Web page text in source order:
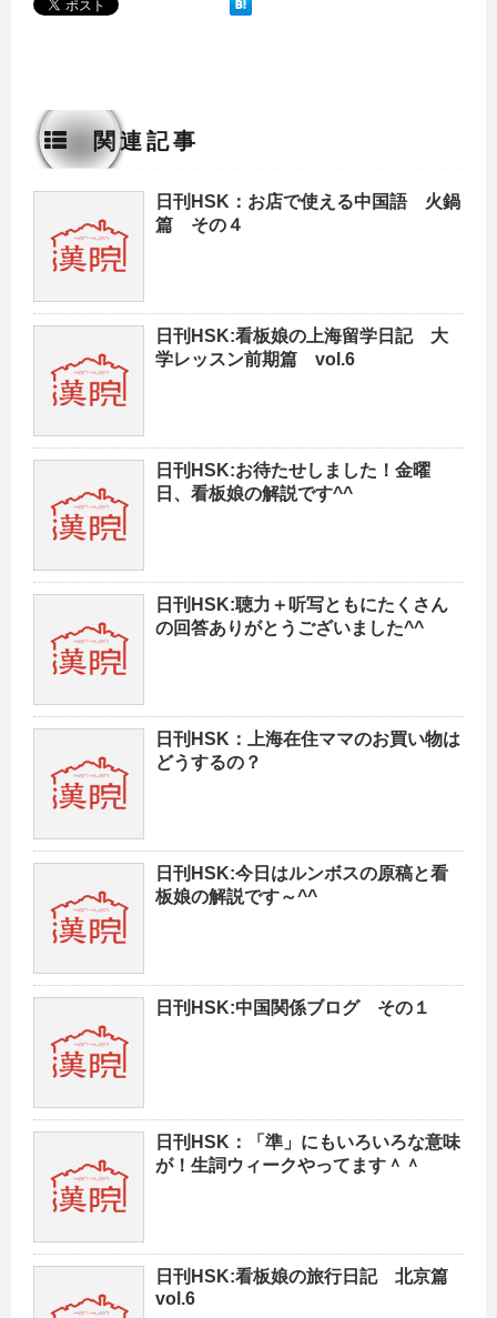
関連記事
日刊HSK：お店で使える中国語 火鍋
篇 その４
日刊HSK:看板娘の上海留学日記 大
学レッスン前期篇 vol.6
日刊HSK:お待たせしました！金曜
日、看板娘の解説です^^
日刊HSK:聴力＋听写ともにたくさん
の回答ありがとうございました^^
日刊HSK：上海在住ママのお買い物は
どうするの？
日刊HSK:今日はルンボスの原稿と看
板娘の解説です～^^
日刊HSK:中国関係ブログ その１
日刊HSK：「準」にもいろいろな意味
が！生詞ウィークやってます＾＾
日刊HSK:看板娘の旅行日記 北京篇
vol.6